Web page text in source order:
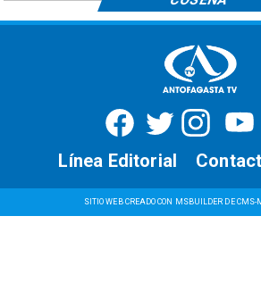
SITIO WEB CREADO CON MSBUILDER DE CMS-
Línea Editorial